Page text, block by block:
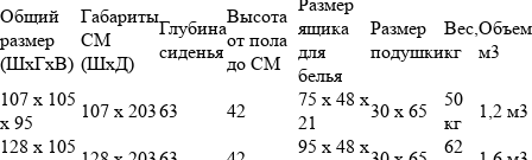
Общий
размер
(ШхГхВ)
Габариты
СМ
(ШхД)
Глубина
сиденья
Высота
от пола
до СМ
ящика
для
белья
Размер
подушки
Вес,
кг
Объем
м3
107 х 105
х 95
107 х 20363 42
75 х 48 х
21
30 х 65
50
кг
1,2 м3
128 х 105
95 х 48 х
62